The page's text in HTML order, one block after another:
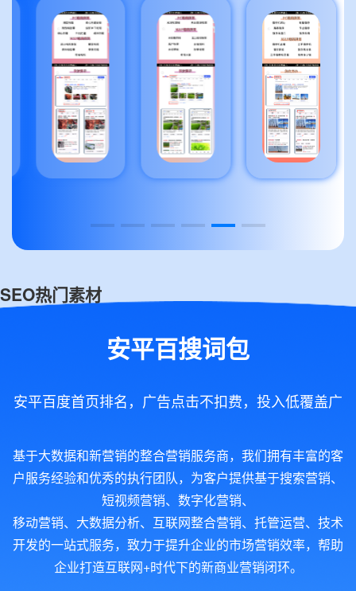
SEO热门素材
安平百搜词包
安平百度首页排名，广告点击不扣费，投入低覆盖广
基于大数据和新营销的整合营销服务商，我们拥有丰富的客
户服务经验和优秀的执行团队，为客户提供基于搜索营销、
短视频营销、数字化营销、
移动营销、大数据分析、互联网整合营销、托管运营、技术
开发的一站式服务，致力于提升企业的市场营销效率，帮助
企业打造互联网+时代下的新商业营销闭环。